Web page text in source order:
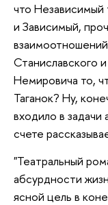
что Независимый
и Зависимый,
Станиславского
Немировича то,
Таганок? Ну,
входило в задачи
счете
"Театральный
абсурдности
ясной цель в